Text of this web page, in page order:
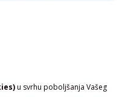
u svrhu poboljšanja Vašeg